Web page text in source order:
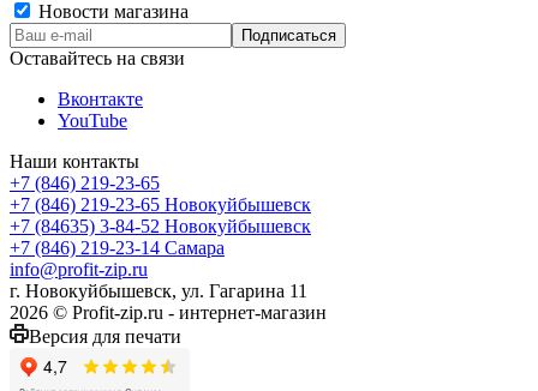
Новости магазина
Оставайтесь на связи
Вконтакте
YouTube
Наши контакты
+7 (846) 219-23-65
+7 (846) 219-23-65 Новокуйбышевск
+7 (84635) 3-84-52 Новокуйбышевск
+7 (846) 219-23-14 Самара
info@profit-zip.ru
г. Новокуйбышевск, ул. Гагарина 11
2026 © Profit-zip.ru - интернет-магазин
Версия для печати